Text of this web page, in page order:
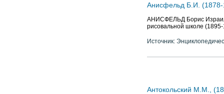
Анисфельд Б.И. (1878-
АНИСФЕЛЬД Борис
рисовальной школе
Источник:
Антокольский М.М.,